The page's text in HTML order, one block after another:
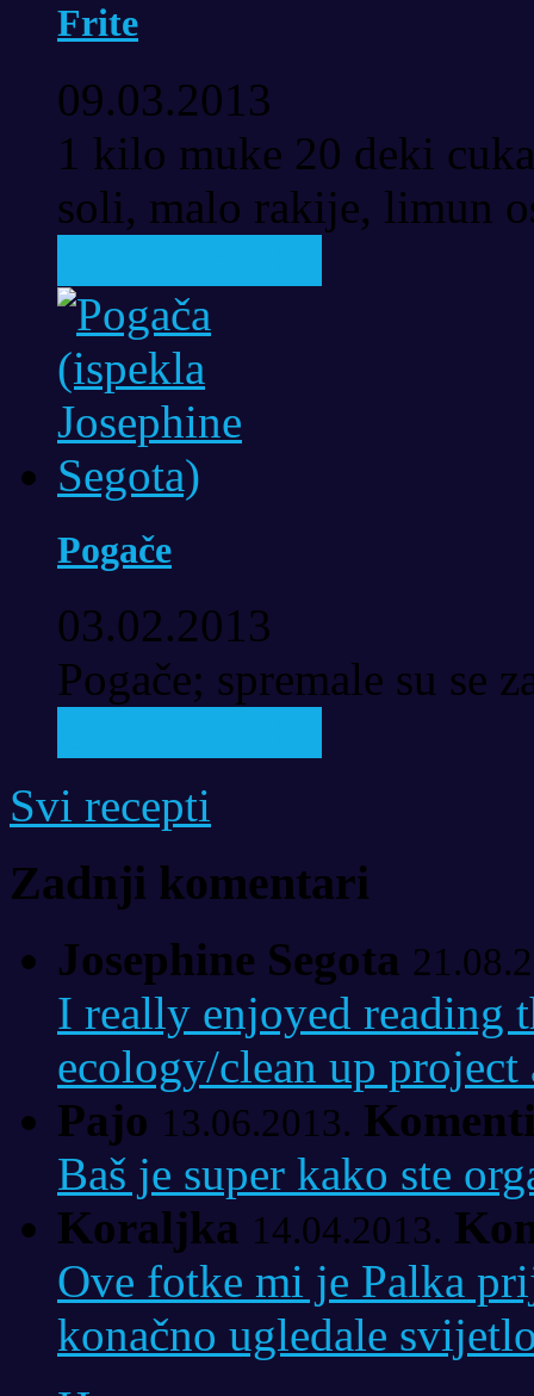
Frite
09.03.2013
1 kilo muke 20 deki
soli, malo rakije, limun
Pogače
03.02.2013
Pogače; spremale su se
Svi recepti
Zadnji komentari
Josephine Segota
I really enjoyed reading
ecology/clean up
Pajo 13.06.2013.
Baš je super kako ste
Koraljka 14.04.2013.
Ove fotke mi je Palka
konačno ugledale